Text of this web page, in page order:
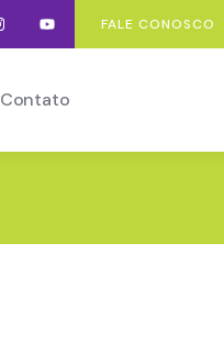
FALE CONOSCO
Contato